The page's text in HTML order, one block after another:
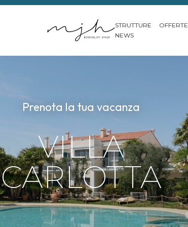
STRUTTURE
OFFERTE
NEWS
Prenota la tua vacanza
VILLA
CARLOTTA